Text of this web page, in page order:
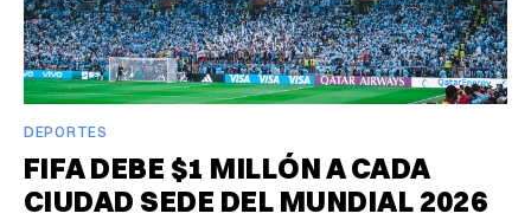
DEPORTES
FIFA DEBE $1 MILLÓN A CADA
CIUDAD SEDE DEL MUNDIAL 2026